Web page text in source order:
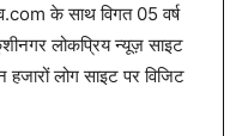
के साथ विगत 05 वर्ष
लोकप्रिय न्यूज़ साइट
हजारों लोग साइट पर विजिट